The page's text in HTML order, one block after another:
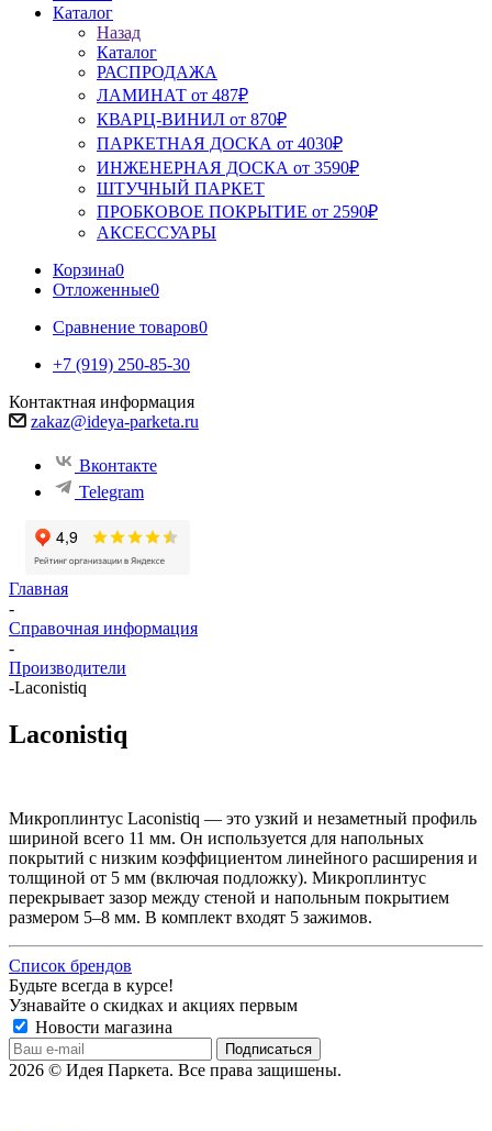
Каталог
Назад
Каталог
РАСПРОДАЖА
ЛАМИНАТ от 487₽
КВАРЦ-ВИНИЛ от 870₽
ПАРКЕТНАЯ ДОСКА от 4030₽
ИНЖЕНЕРНАЯ ДОСКА от 3590₽
ШТУЧНЫЙ ПАРКЕТ
ПРОБКОВОЕ ПОКРЫТИЕ от 2590₽
АКСЕССУАРЫ
Корзина0
Отложенные0
Сравнение товаров0
+7 (919) 250-85-30
Контактная информация
zakaz@ideya-parketa.ru
Вконтакте
Telegram
Главная
-
Справочная информация
-
Производители
-Laconistiq
Laconistiq
Микроплинтус Laconistiq — это узкий и незаметный профиль
шириной всего 11 мм. Он используется для напольных
покрытий с низким коэффициентом линейного расширения и
толщиной от 5 мм (включая подложку). Микроплинтус
перекрывает зазор между стеной и напольным покрытием
размером 5–8 мм. В комплект входят 5 зажимов.
Список брендов
Будьте всегда в курсе!
Узнавайте о скидках и акциях первым
Новости магазина
2026 © Идея Паркета. Все права защишены.